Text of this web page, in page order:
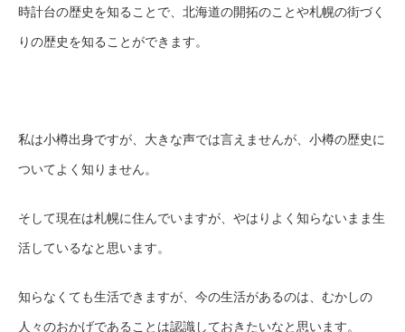
時計台の歴史を知ることで、北海道の開拓のことや札幌の街づく
りの歴史を知ることができます。
私は小樽出身ですが、大きな声では言えませんが、小樽の歴史に
ついてよく知りません。
そして現在は札幌に住んでいますが、やはりよく知らないまま生
活しているなと思います。
知らなくても生活できますが、今の生活があるのは、むかしの
人々のおかげであることは認識しておきたいなと思います。